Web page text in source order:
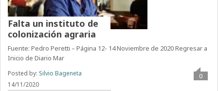
Falta un instituto de
colonización agraria
Fuente: Pedro Peretti – Página 12- 14 Noviembre de 2020 Regresar a
Inicio de Diario Mar
Posted by: Silvio Bageneta
14/11/2020
0